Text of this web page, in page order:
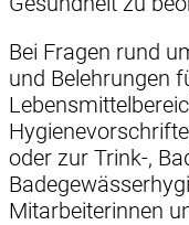
Bei Fragen rund
und Belehrungen
oder zur Trink-,
Mitarbeiterinnen